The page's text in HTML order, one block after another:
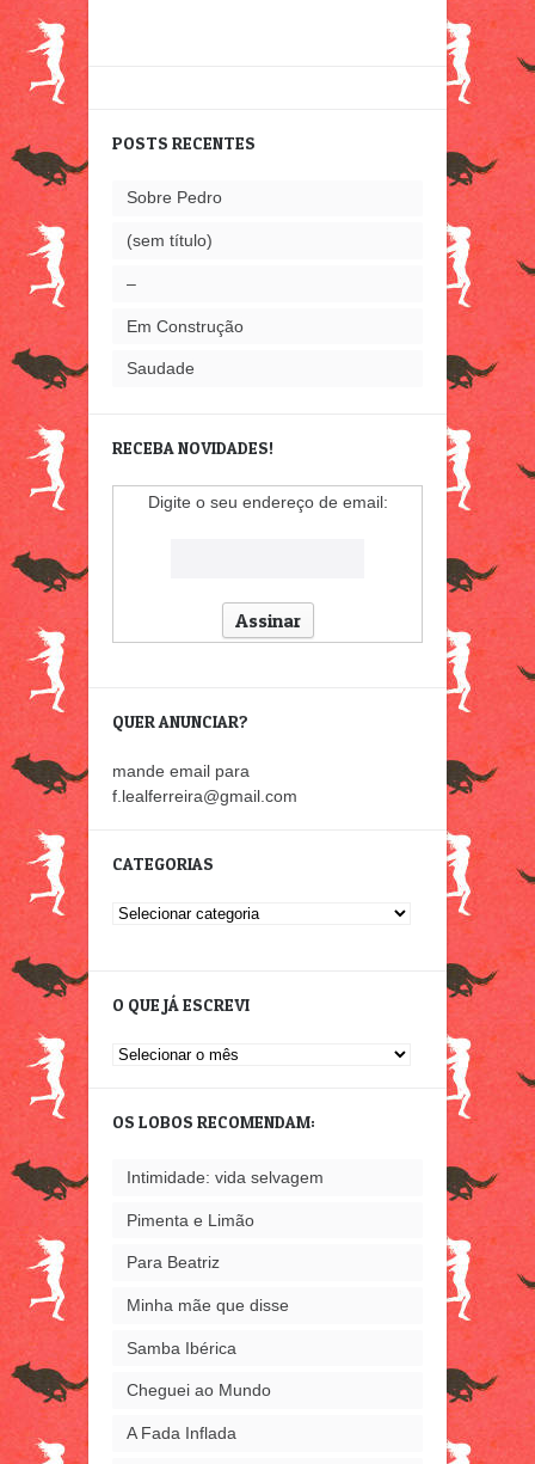
POSTS RECENTES
Sobre Pedro
(sem título)
–
Em Construção
Saudade
RECEBA NOVIDADES!
Digite o seu endereço de email:
QUER ANUNCIAR?
mande email para
f.lealferreira@gmail.com
CATEGORIAS
Categorias
O QUE JÁ ESCREVI
O
escrevi
OS LOBOS RECOMENDAM:
Intimidade: vida selvagem
Pimenta e Limão
Para Beatriz
Minha mãe que disse
Samba Ibérica
Cheguei ao Mundo
A Fada Inflada